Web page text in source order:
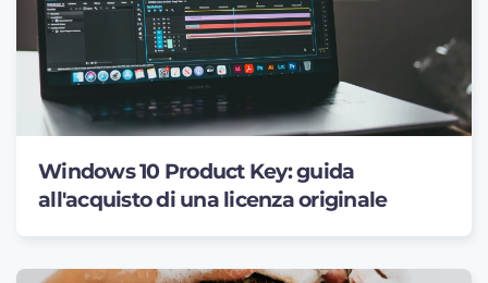
Windows 10 Product Key: guida
all'acquisto di una licenza originale